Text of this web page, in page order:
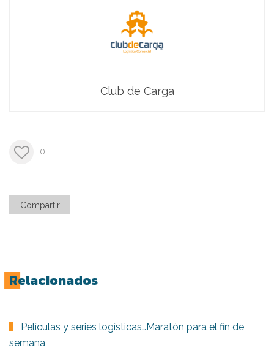
Club de Carga
0
Compartir
Relacionados
Películas y series logísticas…Maratón para el fin de
semana